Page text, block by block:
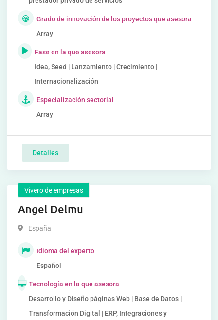
Grado de innovación de los proyectos que asesora
Array
Fase en la que asesora
Idea, Seed | Lanzamiento | Crecimiento |
Internacionalización
Especialización sectorial
Array
Detalles
Vivero de empresas
Angel Delmu
España
Idioma del experto
Español
Tecnología en la que asesora
Desarrollo y Diseño páginas Web | Base de Datos |
Transformación Digital | ERP, Integraciones y